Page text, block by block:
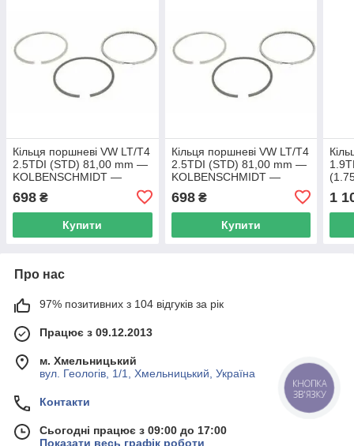
Кільця поршневі VW LT/T4
2.5TDI (STD) 81,00 mm —
KOLBENSCHMIDT —
698 ₴
Купити
Кільця поршневі VW LT/T4
2.5TDI (STD) 81,00 mm —
KOLBENSCHMIDT —
698₴
Купити
1
Про нас
97% позитивних з 104 відгуків за рік
Працює з 09.12.2013
м. Хмельницький
вул. Геологів, 1/1, Хмельницький, Україна
Контакти
Сьогодні працює з 09:00 до 17:00
Показати весь графік роботи
КНОПКА
ЗВ'ЯЗКУ